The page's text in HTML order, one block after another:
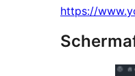
https://